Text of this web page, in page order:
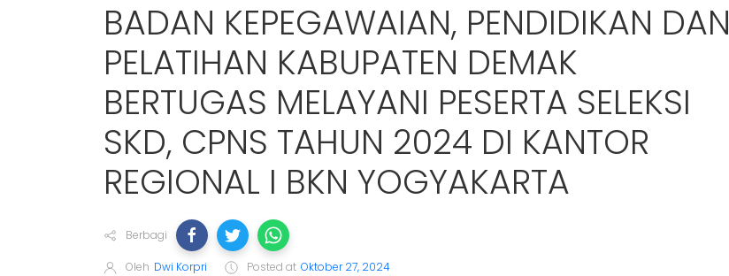
BADAN KEPEGAWAIAN, PENDIDIKAN DAN
PELATIHAN KABUPATEN DEMAK
BERTUGAS MELAYANI PESERTA SELEKSI
SKD, CPNS TAHUN 2024 DI KANTOR
REGIONAL I BKN YOGYAKARTA
Berbagi
Oleh Dwi Korpri Posted at Oktober 27, 2024